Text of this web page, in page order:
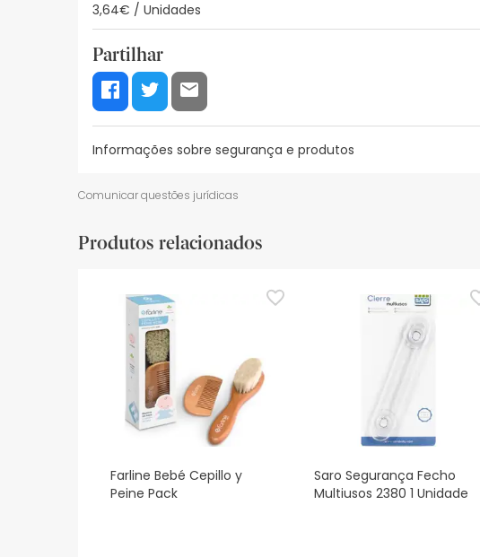
3,64€ / Unidades
Partilhar
Informações sobre segurança e produtos
Recursos de segurança visual
De momento, não dispomos de imagens de segurança
sobre segurança, não hesites em contactar-nos. Além
Comunicar questões jurídicas
Produtos relacionados
Farline Bebé Cepillo y
Peine Pack
Saro Segurança Fecho
Multiusos 2380 1 Unidade